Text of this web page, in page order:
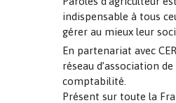
indispensable à tous
gérer au mieux leur
En partenariat avec
réseau d’association
comptabilité.
Présent sur toute la